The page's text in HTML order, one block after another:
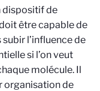
dispositif de
être capable de
l’influence de
si l’on veut
molécule. Il
organisation de